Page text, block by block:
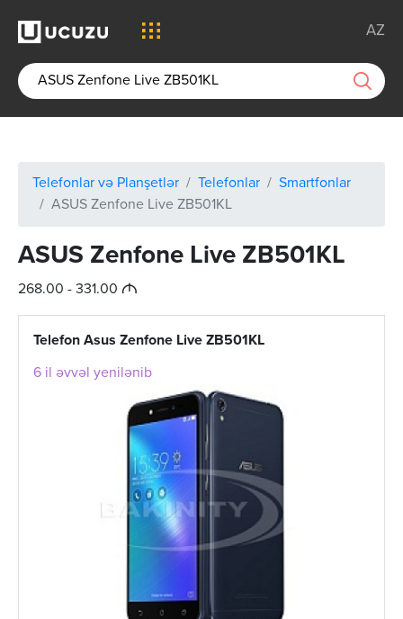
AZ
Telefonlar və Planşetlər Telefonlar
Smartfonlar
ASUS Zenfone Live ZB501KL
ASUS Zenfone Live ZB501KL
268.00 - 331.00 M
Telefon Asus Zenfone Live ZB501KL
6 il əvvəl yenilənib